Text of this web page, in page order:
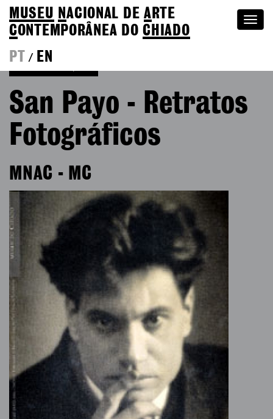
MUSEU NACIONAL DEA RTE
CONTEMPORÂNEA DOCHIADO
PT
/ EN
San Payo - Retratos
Fotográficos
MNAC - MC